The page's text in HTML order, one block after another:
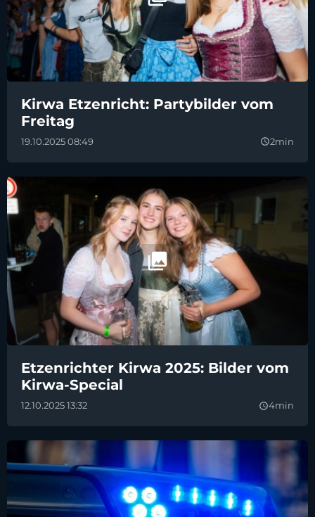
Kirwa Etzenricht: Partybilder vom
Freitag
19.10.2025 08:49 query_builder2min
Etzenrichter Kirwa 2025: Bilder vom
Kirwa-Special
12.10.2025 13:32 query_builder4min